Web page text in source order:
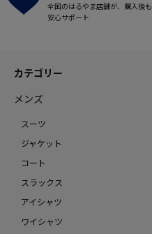
全国のはるやま店舗が、購入後も
安心サポート
カテゴリー
メンズ
スーツ
ジャケット
コート
スラックス
アイシャツ
ワイシャツ